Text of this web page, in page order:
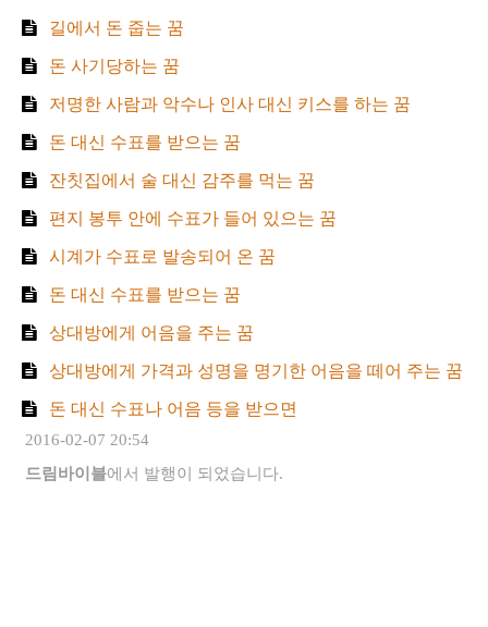
길에서 돈 줍는 꿈
돈 사기당하는 꿈
저명한 사람과 악수나 인사 대신 키스를 하는 꿈
돈 대신 수표를 받으는 꿈
잔칫집에서 술 대신 감주를 먹는 꿈
편지 봉투 안에 수표가 들어 있으는 꿈
시계가 수표로 발송되어 온 꿈
돈 대신 수표를 받으는 꿈
상대방에게 어음을 주는 꿈
상대방에게 가격과 성명을 명기한 어음을 떼어 주는 꿈
돈 대신 수표나 어음 등을 받으면
2016-02-07 20:54
드림바이블에서 발행이 되었습니다.